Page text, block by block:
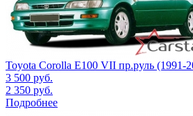
Toyota Corolla E100 VII пр.руль (1991-
3 500 руб.
2 350 руб.
Подробнее